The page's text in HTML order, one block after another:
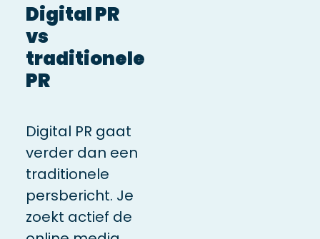
Digital PR
vs
traditionele
PR
Digital PR gaat
verder dan een
traditionele
persbericht. Je
zoekt actief de